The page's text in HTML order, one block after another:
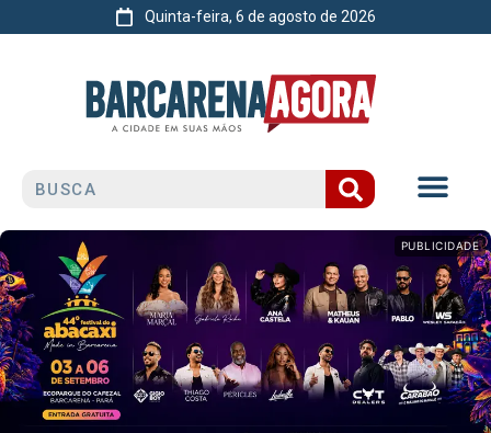
Quinta-feira, 6 de agosto de 2026
PUBLICIDADE